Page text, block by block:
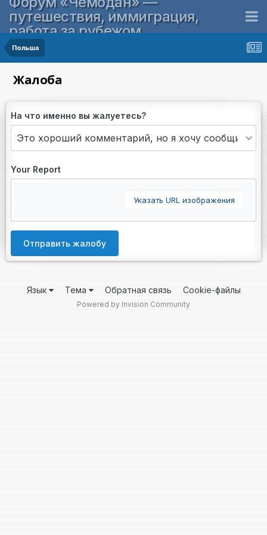
путешествия, иммиграция,
работа за рубежом
Польша
Жалоба
На что именно вы жалуетесь?
Your Report
Указать URL изображения
Отправить жалобу
Язык Тема Обратная связь Cookie-файлы
Powered by Invision Community